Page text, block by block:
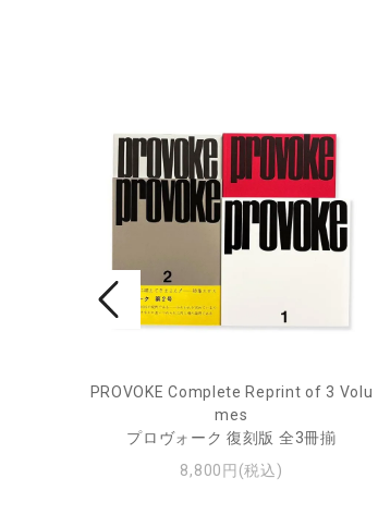
PROVOKE Complete Reprint of 3 Volu
mes
プロヴォーク 復刻版 全3冊揃
8,800円(税込)